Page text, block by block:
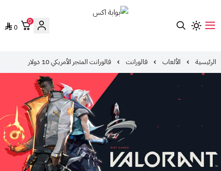
0
0
الرئيسية الألعاب فالورانت فالورانت المتجر الأمريكي 10 دولار